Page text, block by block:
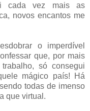
cada vez mais as
novos encantos me
o imperdível
que, por mais
só consegui
mágico país! Há
todas de imenso
que virtual.